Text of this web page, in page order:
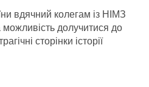
вдячний колегам із НІМЗ
можливість долучитися до
сторінки історії